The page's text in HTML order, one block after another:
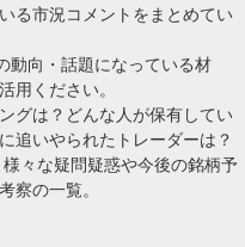
る市況コメントをまとめてい
動向・話題になっている材
用ください。
グは？どんな人が保有してい
追いやられたトレーダーは？
々な疑問疑惑や今後の銘柄予
察の一覧。